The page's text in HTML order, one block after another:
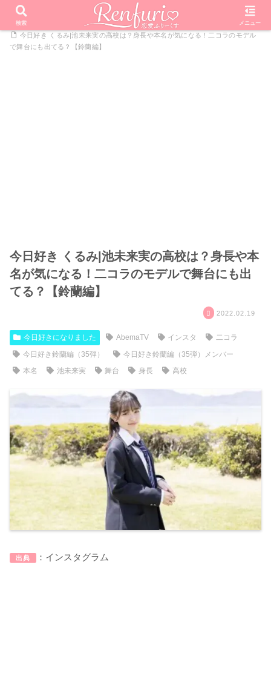
PR
ホーム 恋愛リアリティーショー
今日好きになりました
今日好き くるみ|池未来実の高校は？身長や本名が気になる！二コラのモデル
で舞台にも出てる？【鈴蘭編】
今日好き くるみ|池未来実の高校は？身長や本
名が気になる！二コラのモデルで舞台にも出
てる？【鈴蘭編】
2022.02.19
今日好きになりました AbemaTV インスタ
二コラ
今日好き鈴蘭編（35弾）
今日好き鈴蘭編（35弾）メンバー
本名
池未来実 舞台 身長 高校
出典 ：インスタグラム
検索 メニュー